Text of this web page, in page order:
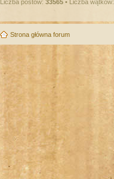
Liczba postów: 33565 • Liczba wątków:
Strona główna forum